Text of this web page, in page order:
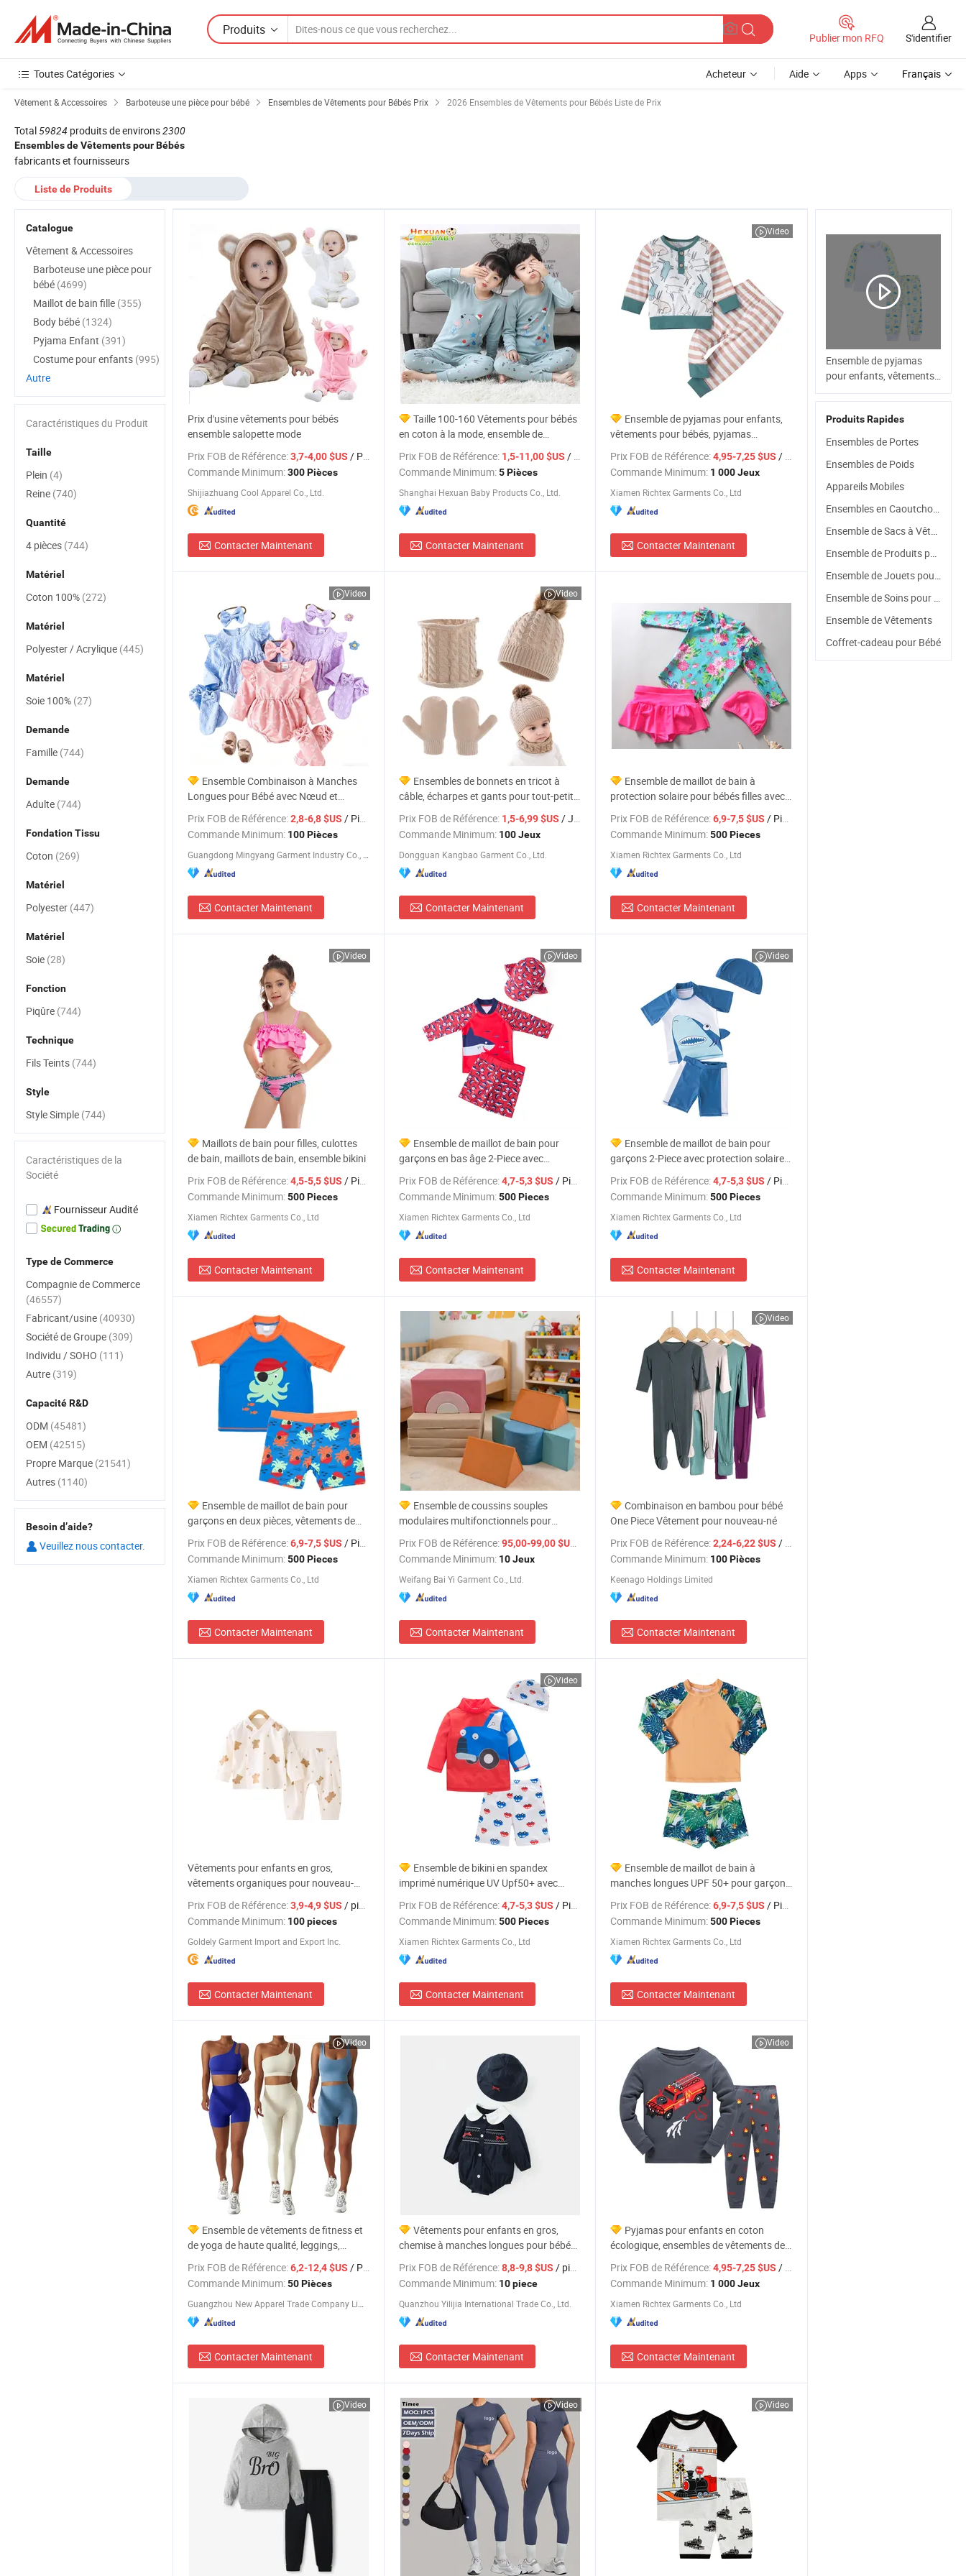
Produits
Publier mon RFQ S'identifier
Toutes Catégories Acheteur Aide Apps Français
Vêtement & Accessoires Barboteuse une pièce pour bébé Ensembles de Vêtements pour Bébés Prix 2026 Ensembles de Vêtements pour Bébés Liste de Prix
Total 59824 produits de environs2300
Ensembles de Vêtements pour Bébés
fabricants et fournisseurs
Liste de Produits
Prix d'usine vêtements pour bébés
ensemble salopette mode
Prix FOB de Référence:3,7-4,00 $US / Pièce
Commande Minimum:300 Pièces
Shijiazhuang Cool Apparel Co., Ltd.
Contacter Maintenant
Taille 100-160 Vêtements pour bébés
en coton à la mode, ensemble de
pyjamas pour enfants, style le plus
récent, vêtements en gros, vêtements de
nuit pour enfants
Prix FOB de Référence: 1,5-11,00 $US / Pièce
Commande Minimum:5 Pièces
Shanghai Hexuan Baby Products Co., Ltd.
Contacter Maintenant
Video
Ensemble de pyjamas pour enfants,
vêtements pour bébés, pyjamas
d'automne en coton avec rayures et
lapins, vêtements de nuit pour garçons
et filles, pull-over, ensemble de pijamas
Prix FOB de Référence:4,95-7,25 $US / Jeu
Commande Minimum: 1 000 Jeux
Xiamen Richtex Garments Co., Ltd
Contacter Maintenant
Video
Ensemble Combinaison à Manches
Longues pour Bébé avec Nœud et
Manches Volantes Vêtements pour
Enfants 2-Piece Ensemble
Prix FOB de Référence:2,8-6,8 $US / Pièce
Commande Minimum: 100 Pièces
Contacter Maintenant
Video
Ensembles de bonnets en tricot à
câble, écharpes et gants pour tout-petits,
de couleur unie, officiellement licenciés
par les marques pour l'hiver classique
Prix FOB de Référence: 1,5-6,99 $US / Jeu
Commande Minimum: 100 Jeux
Dongguan Kangbao Garment Co., Ltd.
Contacter Maintenant
Ensemble de maillot de bain à
protection solaire pour bébés filles avec
motifs floraux 2-Piece
Prix FOB de Référence:6,9-7,5 $US / Pieces
Commande Minimum:500 Pieces
Xiamen Richtex Garments Co., Ltd
Contacter Maintenant
Video
Maillots de bain pour filles, culottes
de bain, maillots de bain, ensemble bikini
Prix FOB de Référence:4,5-5,5 $US / Pieces
Commande Minimum:500 Pieces
Xiamen Richtex Garments Co., Ltd
Contacter Maintenant
Video
Ensemble de maillot de bain pour
garçons en bas âge 2-Piece avec
protection solaire
Prix FOB de Référence:4,7-5,3 $US / Pieces
Commande Minimum:500 Pieces
Xiamen Richtex Garments Co., Ltd
Contacter Maintenant
Video
Ensemble de maillot de bain pour
garçons 2-Piece avec protection solaire
Prix FOB de Référence:4,7-5,3 $US / Pieces
Commande Minimum:500 Pieces
Xiamen Richtex Garments Co., Ltd
Contacter Maintenant
Ensemble de maillot de bain pour
garçons en deux pièces, vêtements de
bain, protection contre les éruptions
cutanées, plage, surf
Prix FOB de Référence:6,9-7,5 $US / Pieces
Commande Minimum:500 Pieces
Xiamen Richtex Garments Co., Ltd
Contacter Maintenant
Ensemble de coussins souples
modulaires multifonctionnels pour
l'escalade flexible des enfants
Prix FOB de Référence:95,00-99,00 $US / Jeu
Commande Minimum: 10 Jeux
Weifang Bai Yi Garment Co., Ltd.
Contacter Maintenant
Video
Combinaison en bambou pour bébé
One Piece Vêtement pour nouveau-né
Prix FOB de Référence:2,24-6,22 $US / Pièce
Commande Minimum: 100 Pièces
Keenago Holdings Limited
Contacter Maintenant
Vêtements pour enfants en gros,
vêtements organiques pour nouveau-
nés, ensemble de cadeaux pour bébés,
combinaison
Prix FOB de Référence:3,9-4,9 $US / pieces
Commande Minimum: 100 pieces
Goldely Garment Import and Export Inc.
Contacter Maintenant
Video
Ensemble de bikini en spandex
imprimé numérique UV Upf50+ avec
protection contre les rayons
Prix FOB de Référence:4,7-5,3 $US / Pieces
Commande Minimum:500 Pieces
Xiamen Richtex Garments Co., Ltd
Contacter Maintenant
Ensemble de maillot de bain à
manches longues UPF 50+ pour garçon
avec impression tropicale
Prix FOB de Référence:6,9-7,5 $US / Pieces
Commande Minimum:500 Pieces
Xiamen Richtex Garments Co., Ltd
Contacter Maintenant
Video
Ensemble de vêtements de fitness et
de yoga de haute qualité, leggings,
shorts, crop top avec soutien-gorge,
vêtements de course, tenue
d'entraînement, ensemble de gym actif
Prix FOB de Référence:6,2-12,4 $US / Pièce
Commande Minimum:50 Pièces
Contacter Maintenant
Vêtements pour enfants en gros,
chemise à manches longues pour bébé
garçon noir, combinaison imprimée
florale, vêtement pour enfants
Prix FOB de Référence:8,8-9,8 $US / piece
Commande Minimum: 10 piece
Quanzhou Yilijia International Trade Co., Ltd.
Contacter Maintenant
Video
Pyjamas pour enfants en coton
écologique, ensembles de vêtements de
nuit pour garçons et filles, manches
longues, automne hiver, pour les enfants
de 2 4 6 8 10 12 14 16 ans
Prix FOB de Référence:4,95-7,25 $US / Jeu
Commande Minimum: 1 000 Jeux
Xiamen Richtex Garments Co., Ltd
Contacter Maintenant
Video Video Video
Ensemble de pyjamas
pour enfants, vêtements
pour bébés, pyjamas
d'automne en coton avec
rayures et lapins,
vêtements de nuit pour
ensemble de pijamas
Produits Rapides
Ensembles de Portes
Ensembles de Poids
Appareils Mobiles
Ensembles en Caoutchouc
Ensemble de Sacs à Vêtements
Ensemble de Produits pour Bébé
Ensemble de Jouets pour Bébés
Ensemble de Soins pour Bébé
Ensemble de Vêtements
Coffret-cadeau pour Bébé
Catalogue
Vêtement & Accessoires
Barboteuse une pièce pour
bébé (4699)
Maillot de bain fille (355)
Body bébé (1324)
Pyjama Enfant (391)
Costume pour enfants (995)
Autre
Caractéristiques du Produit
Taille
Plein (4)
Reine (740)
Quantité
4 pièces (744)
Matériel
Coton 100% (272)
Matériel
Polyester / Acrylique (445)
Matériel
Soie 100% (27)
Demande
Famille (744)
Demande
Adulte (744)
Fondation Tissu
Coton (269)
Matériel
Polyester (447)
Matériel
Soie (28)
Fonction
Piqûre (744)
Technique
Fils Teints (744)
Style
Style Simple (744)
Caractéristiques de la
Société
Fournisseur Audité
Type de Commerce
Compagnie de Commerce
(46557)
Fabricant/usine (40930)
Société de Groupe (309)
Individu / SOHO (111)
Autre (319)
Capacité R&D
ODM (45481)
OEM (42515)
Propre Marque (21541)
Autres (1140)
Besoin d’aide?
Veuillez nous contacter.